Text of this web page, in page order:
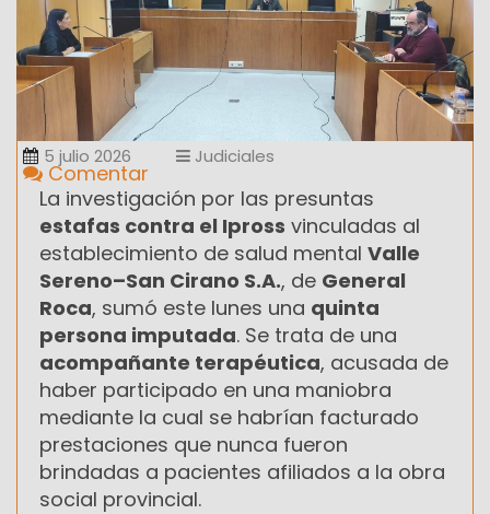
5 julio 2026 Judiciales
Comentar
La investigación por las presuntas
estafas contra el Ipross vinculadas al
establecimiento de salud mental Valle
Sereno–San Cirano S.A., de General
Roca, sumó este lunes una quinta
persona imputada. Se trata de una
acompañante terapéutica, acusada de
haber participado en una maniobra
mediante la cual se habrían facturado
prestaciones que nunca fueron
brindadas a pacientes afiliados a la obra
social provincial.